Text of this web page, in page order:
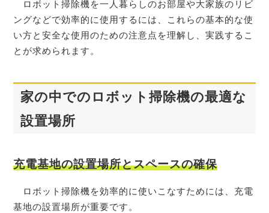
ロボット掃除機を一人暮らしのお部屋や大家族のリビ
ングなどで効率的に使用するには、これらの基本的な使
い方と安全な使用のための注意点を理解し、実践するこ
とが求められます。
家の中でのロボット掃除機の最適な
設置場所
充電基地の設置場所とスペースの確保
ロボット掃除機を効率的に使いこなすためには、充電
基地の設置場所が重要です。